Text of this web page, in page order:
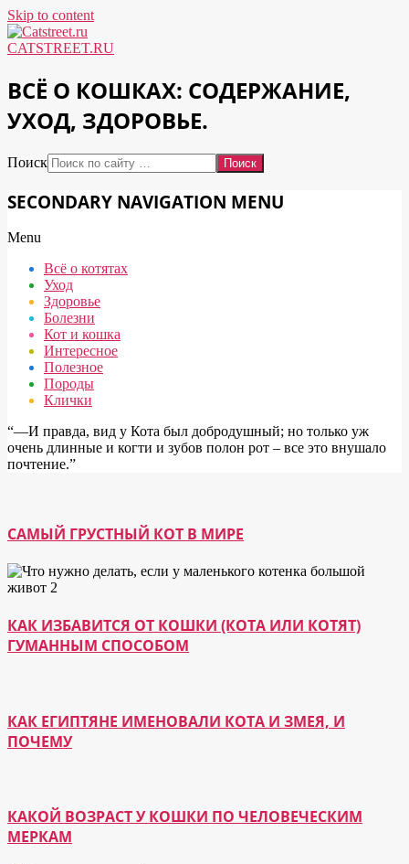
Skip to content
CATSTREET.RU
ВСЁ О КОШКАХ: СОДЕРЖАНИЕ,
УХОД, ЗДОРОВЬЕ.
Поиск
SECONDARY NAVIGATION MENU
Menu
Всё о котятах
Уход
Здоровье
Болезни
Кот и кошка
Интересное
Полезное
Породы
Клички
“―И правда, вид у Кота был добродушный; но только уж
очень длинные и когти и зубов полон рот – все это внушало
почтение.”
САМЫЙ ГРУСТНЫЙ КОТ В МИРЕ
КАК ИЗБАВИТСЯ ОТ КОШКИ (КОТА ИЛИ КОТЯТ)
ГУМАННЫМ СПОСОБОМ
КАК ЕГИПТЯНЕ ИМЕНОВАЛИ КОТА И ЗМЕЯ, И
ПОЧЕМУ
КАКОЙ ВОЗРАСТ У КОШКИ ПО ЧЕЛОВЕЧЕСКИМ
МЕРКАМ